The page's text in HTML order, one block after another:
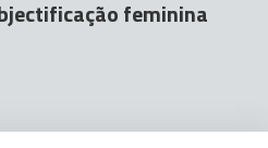
feminina